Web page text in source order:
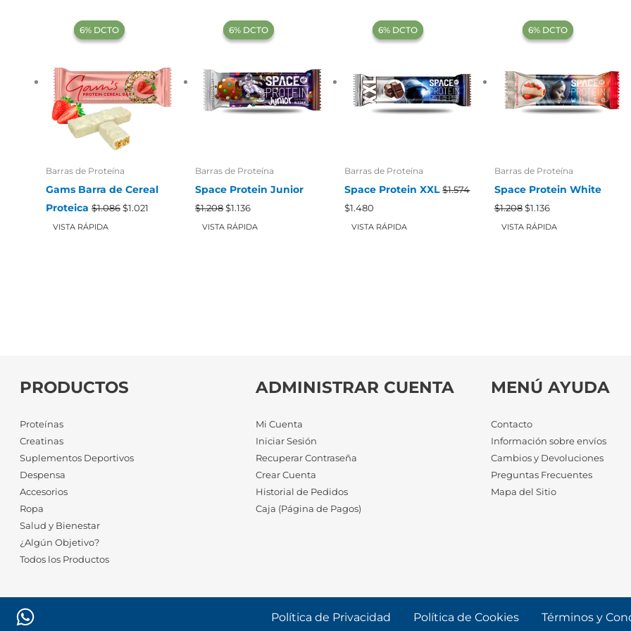
‍6% DCTO‍‍
‍6% DCTO‍‍
Barras de Proteína
Gams Barra de Cereal
Proteica $1.086 El
precio
$1.021
VISTA RÁPIDA
‍6% DCTO‍‍
‍6% DCTO‍‍
Barras de Proteína
Space Protein Junior
$1.208 El
precio
original
$1.136
actual
VISTA RÁPIDA
‍6% DCTO‍‍
‍6% DCTO‍‍
Barras de Proteína
Space Protein XXL $1.574
El
precio
original
$1.480
actual
VISTA RÁPIDA
‍6% DCTO‍‍
‍6% DCTO‍‍
Barras de Proteína
Space Protein White
$1.208 El
precio
original
$1.136El
precio
actual
VISTA RÁPIDA
PRODUCTOS
Proteínas
Creatinas
Suplementos Deportivos
Despensa
Accesorios
Ropa
Salud y Bienestar
¿Algún Objetivo?
Todos los Productos
ADMINISTRAR CUENTA
Mi Cuenta
Iniciar Sesión
Recuperar Contraseña
Crear Cuenta
Historial de Pedidos
Caja (Página de Pagos)
MENÚ AYUDA
Contacto
Información sobre envíos
Cambios y Devoluciones
Preguntas Frecuentes
Mapa del Sitio
Política de Privacidad Política de Cookies Términos y